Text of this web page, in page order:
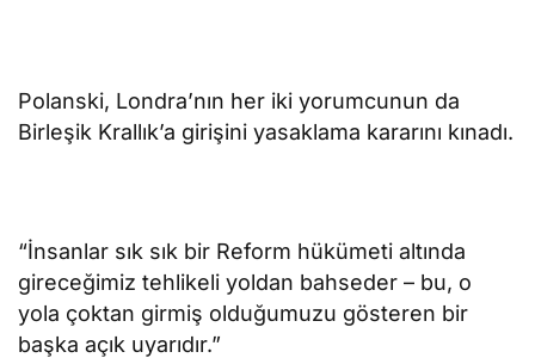
Polanski, Londra’nın her iki yorumcunun da
Birleşik Krallık’a girişini yasaklama kararını kınadı.
“İnsanlar sık sık bir Reform hükümeti altında
gireceğimiz tehlikeli yoldan bahseder – bu, o
yola çoktan girmiş olduğumuzu gösteren bir
başka açık uyarıdır.”